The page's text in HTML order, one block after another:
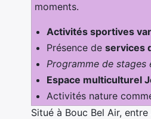
moments.
Activités sportives
Présence de services
Programme de stages
Espace multiculturel
Activités nature
Situé à Bouc Bel Air,